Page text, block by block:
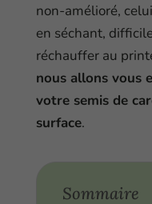
non-amélioré,
en séchant,
réchauffer au
nous allons vous
votre semis de
surface.
Sommaire